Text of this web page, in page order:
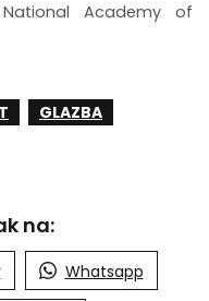
Academy of
GLAZBA
na:
Whatsapp